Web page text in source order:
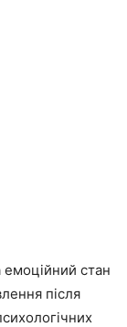
емоційний стан
після